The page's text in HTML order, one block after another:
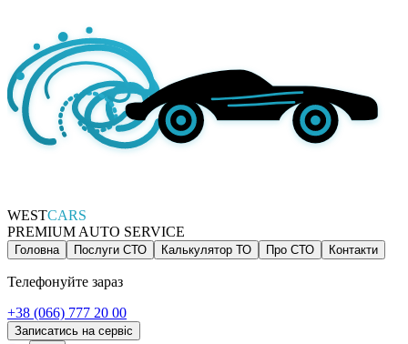
WESTCARS
PREMIUM AUTO SERVICE
Головна Послуги СТО Калькулятор ТО Про СТО Контакти
Телефонуйте зараз
+38 (066) 777 20 00
Записатись на сервіс